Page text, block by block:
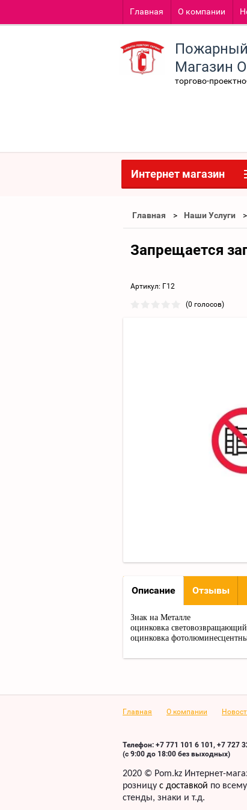
Главная О компании
Магазин
торгово-
Главная Наши Услуги
Запрещается
Артикул: Г12
(0 голосов)
Описание Отзывы
Знак на Металле
оцинковка световозвращающий
оцинковка
Интернет магазин
Главная О компании
Телефон: +7 771 101 6 101, +7 727
(с 9:00 до 18:00 без выходных)
2020 © Pom.kz Интернет-
розницу с доставкой по
стенды, знаки и т.д.